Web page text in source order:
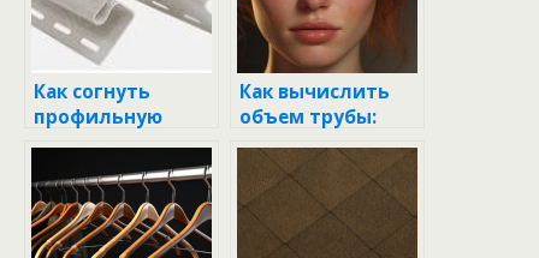
Как согнуть
профильную
трубу: секреты и
хитрости для
идеального
изгиба
Как вычислить
объем трубы:
Простые правила
и практические
советы